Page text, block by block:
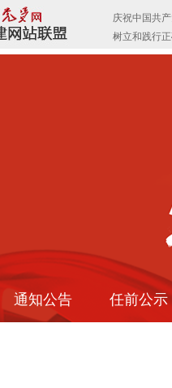
通知公告 任前公示